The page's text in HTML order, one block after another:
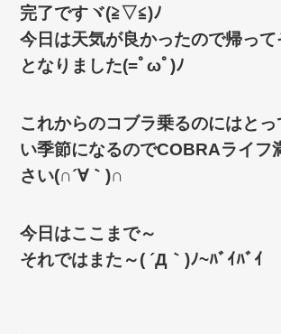
完了ですヾ(≧▽≦)ﾉ
今日は天気が良かったので帰っ
となりました(=ﾟωﾟ)ﾉ
これからのコブラ乗るのにはと
い季節になるのでCOBRAライフ
さい(∩´∀｀)∩
今日はここまで～
それではまた～( ´Д｀)ﾉ~ﾊﾞｲﾊﾞｲ